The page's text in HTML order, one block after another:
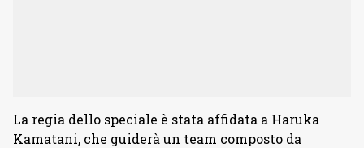
La regia dello speciale è stata affidata a Haruka
Kamatani, che guiderà un team composto da